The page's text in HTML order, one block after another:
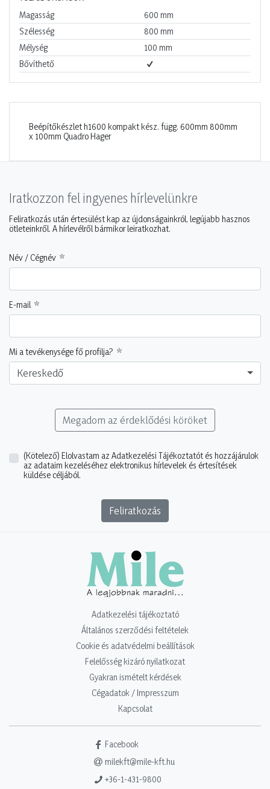
Magasság
600 mm
Szélesség
800 mm
Mélység
100 mm
Bővíthető
Beépítőkészlet h1600 kompakt kész. függ. 600mm 800mm
x 100mm Quadro Hager
Iratkozzon fel ingyenes hírlevelünkre
Feliratkozás után értesülést kap az újdonságainkról, legújabb hasznos
ötleteinkről. A hírlevélről bármikor leiratkozhat.
Név / Cégnév
E-mail
Mi a tevékenysége fő profilja?
Kereskedő
Megadom az érdeklődési köröket
(Kötelező) Elolvastam az Adatkezelési Tájékoztatót és hozzájárulok
az adataim kezeléséhez elektronikus hírlevelek és értesítések
küldése céljából.
Feliratkozás
Adatkezelési tájékoztató
Általános szerződési feltételek
Cookie és adatvédelmi beállítások
Felelősség kizáró nyilatkozat
Gyakran ismételt kérdések
Cégadatok / Impresszum
Kapcsolat
Facebook
milekft@mile-kft.hu
+36-1-431-9800